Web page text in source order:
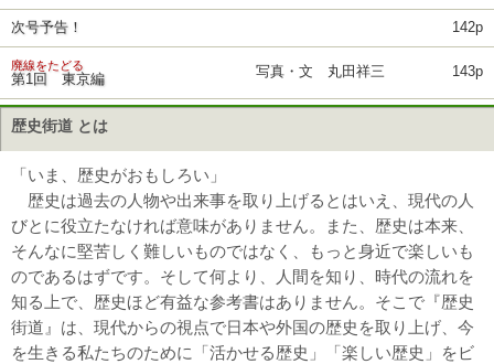
次号予告！ 142p
廃線をたどる
第1回 東京編 写真・文 丸田祥三 143p
歴史街道 とは
「いま、歴史がおもしろい」
歴史は過去の人物や出来事を取り上げるとはいえ、現代の人
びとに役立たなければ意味がありません。また、歴史は本来、
そんなに堅苦しく難しいものではなく、もっと身近で楽しいも
のであるはずです。そして何より、人間を知り、時代の流れを
知る上で、歴史ほど有益な参考書はありません。そこで『歴史
街道』は、現代からの視点で日本や外国の歴史を取り上げ、今
を生きる私たちのために「活かせる歴史」「楽しい歴史」をビ